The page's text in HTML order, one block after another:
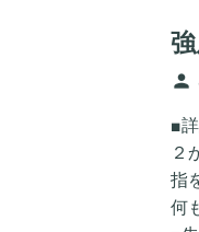
person
■
２
指
何